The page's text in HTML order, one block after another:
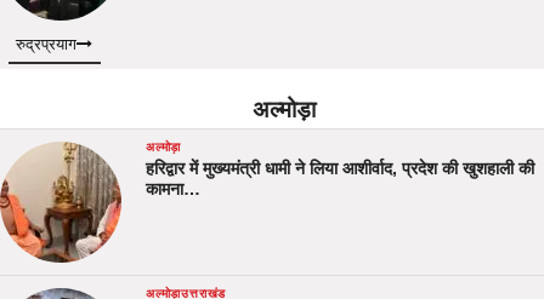
रुद्रप्रयाग
अल्मोड़ा
अल्मोड़ा
हरिद्वार में मुख्यमंत्री धामी ने लिया आशीर्वाद, प्रदेश की खुशहाली की
कामना…
अल्मोड़ाउत्तराखंड